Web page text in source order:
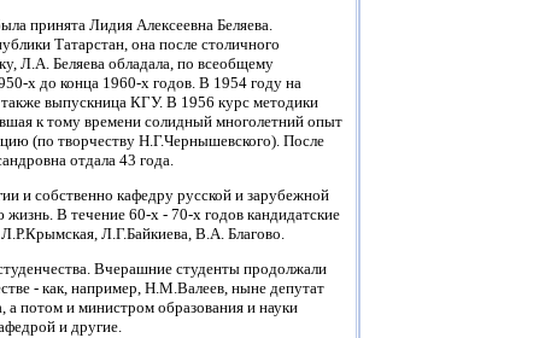
принята Лидия Алексеевна Беляева.
Татарстан, она после столичного
Л.А. Беляева обладала, по всеобщему
х до конца 1960-х годов. В 1954 году на
выпускница КГУ. В 1956 курс методики
к тому времени солидный многолетний опыт
(по творчеству Н.Г.Чернышевского). После
отдала 43 года.
и собственно кафедру русской и зарубежной
В течение 60-х - 70-х годов кандидатские
Л.Г.Байкиева, В.А. Благово.
Вчерашние студенты продолжали
- как, например, Н.М.Валеев, ныне депутат
потом и министром образования и науки
и другие.